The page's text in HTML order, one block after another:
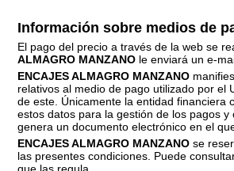
Información sobre medios de
El pago del precio a través de la web se
ALMAGRO MANZANO le enviará un e-
ENCAJES ALMAGRO MANZANO
relativos al medio de pago utilizado por el
de este. Únicamente la entidad financiera
estos datos para la gestión de los pagos
genera un documento electrónico en el
ENCAJES ALMAGRO MANZANO se
las presentes condiciones. Puede